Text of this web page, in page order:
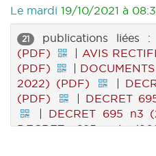
Le mardi 19/10/2021 à
21 publications liées :
(PDF)
|AVIS
(PDF)
|
2022) (PDF)
|
(PDF)
| DECRET
| DECRET 695 n3
DECRET 695 n4